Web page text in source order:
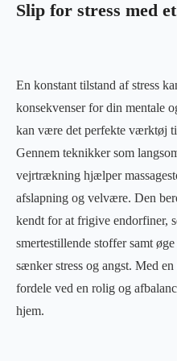
Slip for stress med
En konstant tilstand af stress
konsekvenser for din mentale
kan være det perfekte værktøj
Gennem teknikker som
vejrtrækning hjælper
afslapning og velvære. Den
kendt for at frigive endorfiner,
smertestillende stoffer samt
sænker stress og angst. Med
fordele ved en rolig og
hjem.